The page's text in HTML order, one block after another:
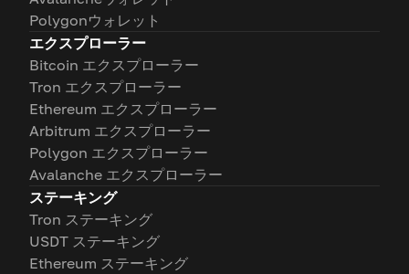
Polygonウォレット
エクスプローラー
Bitcoin エクスプローラー
Tron エクスプローラー
Ethereum エクスプローラー
Arbitrum エクスプローラー
Polygon エクスプローラー
Avalanche エクスプローラー
ステーキング
Tron ステーキング
USDT ステーキング
Ethereum ステーキング